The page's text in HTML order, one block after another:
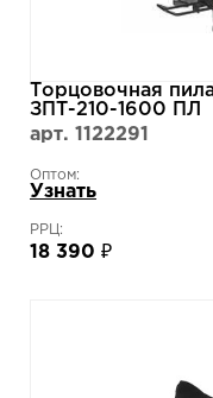
Торцовочная
ЗПТ-210-1600 ПЛ
арт. 1122291
Оптом:
Узнать
РРЦ:
18 390 ₽